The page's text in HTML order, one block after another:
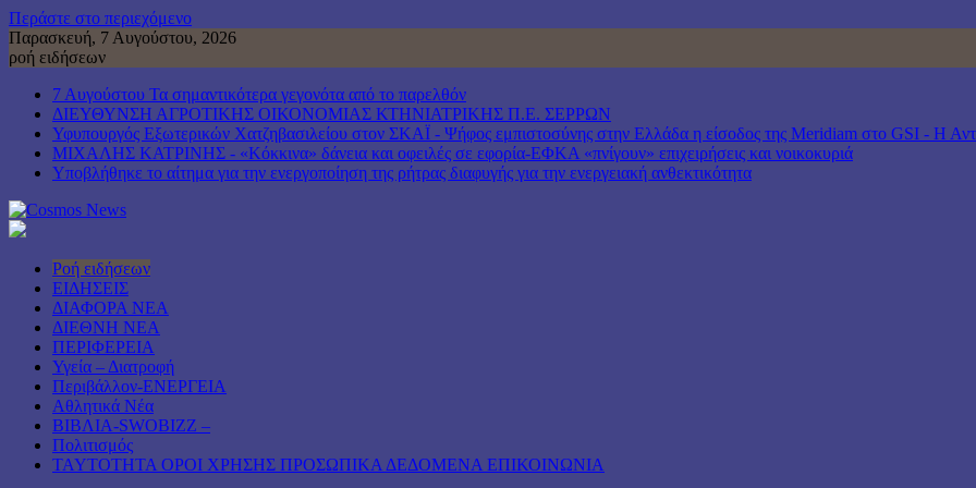
Περάστε στο περιεχόμενο
Παρασκευή, 7 Αυγούστου, 2026
ροή ειδήσεων
7 Αυγούστου Τα σημαντικότερα γεγονότα από το παρελθόν
ΔΙΕΥΘΥΝΣΗ ΑΓΡΟΤΙΚΗΣ ΟΙΚΟΝΟΜΙΑΣ ΚΤΗΝΙΑΤΡΙΚΗΣ Π.Ε. ΣΕΡΡΩΝ
Υφυπουργός Εξωτερικών Χατζηβασιλείου στον ΣΚΑΪ - Ψήφος εμπιστοσύνης στην Ελλάδα η είσοδος της Meridiam στο GSI - Η
ΜΙΧΑΛΗΣ ΚΑΤΡΙΝΗΣ - «Κόκκινα» δάνεια και οφειλές σε εφορία-ΕΦΚΑ «πνίγουν» επιχειρήσεις και νοικοκυριά
Υποβλήθηκε το αίτημα για την ενεργοποίηση της ρήτρας διαφυγής για την ενεργειακή ανθεκτικότητα
Ροή ειδήσεων
ΕΙΔΗΣΕΙΣ
ΔΙΑΦΟΡΑ ΝΕΑ
ΔΙΕΘΝΗ ΝΕΑ
ΠΕΡΙΦΕΡΕΙΑ
Υγεία – Διατροφή
Περιβάλλον-ΕΝΕΡΓΕΙΑ
Αθλητικά Νέα
ΒΙΒΛΙΑ-SWOBIZZ –
Πολιτισμός
TAYTOTHTA ΟΡΟΙ ΧΡΗΣΗΣ ΠΡΟΣΩΠΙΚΑ ΔΕΔΟΜΕΝΑ ΕΠΙΚΟΙΝΩΝΙΑ